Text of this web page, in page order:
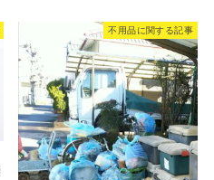
不用品に関する記事